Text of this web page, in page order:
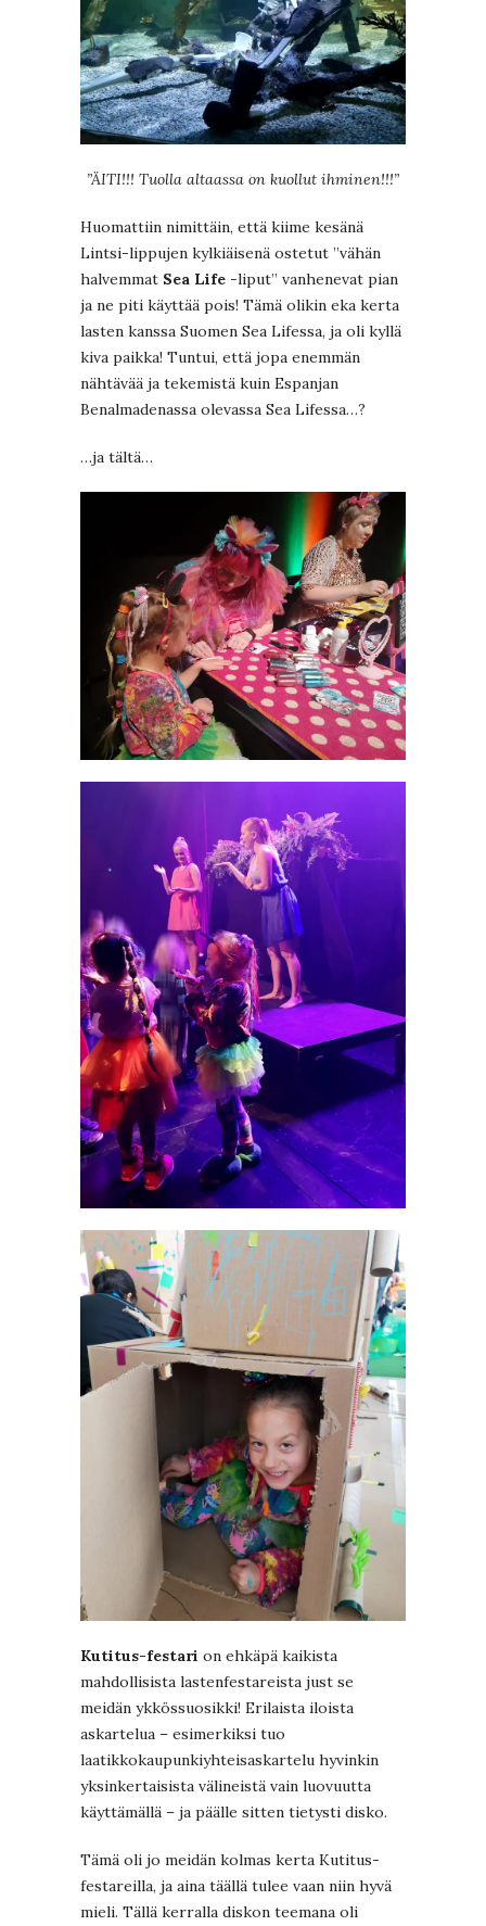
”ÄITI!!! Tuolla altaassa on kuollut ihminen!!!”
Huomattiin nimittäin, että kiime kesänä
Lintsi-lippujen kylkiäisenä ostetut ”vähän
halvemmat Sea Life -liput” vanhenevat pian
ja ne piti käyttää pois! Tämä olikin eka kerta
lasten kanssa Suomen Sea Lifessa, ja oli kyllä
kiva paikka! Tuntui, että jopa enemmän
nähtävää ja tekemistä kuin Espanjan
Benalmadenassa olevassa Sea Lifessa…?
…ja tältä…
Kutitus-festari on ehkäpä kaikista
mahdollisista lastenfestareista just se
meidän ykkössuosikki! Erilaista iloista
askartelua – esimerkiksi tuo
laatikkokaupunkiyhteisaskartelu hyvinkin
yksinkertaisista välineistä vain luovuutta
käyttämällä – ja päälle sitten tietysti disko.
Tämä oli jo meidän kolmas kerta Kutitus-
festareilla, ja aina täällä tulee vaan niin hyvä
mieli. Tällä kerralla diskon teemana oli